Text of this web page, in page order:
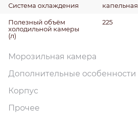
Система охлаждения капельная
Полезный объём
холодильной камеры
(л)
225
Морозильная камера
Дополнительные особенности
Корпус
Прочее